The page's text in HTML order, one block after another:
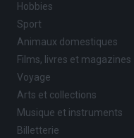
Hobbies
Sport
Animaux domestiques
Films, livres et magazines
Voyage
Arts et collections
Musique et instruments
Billetterie